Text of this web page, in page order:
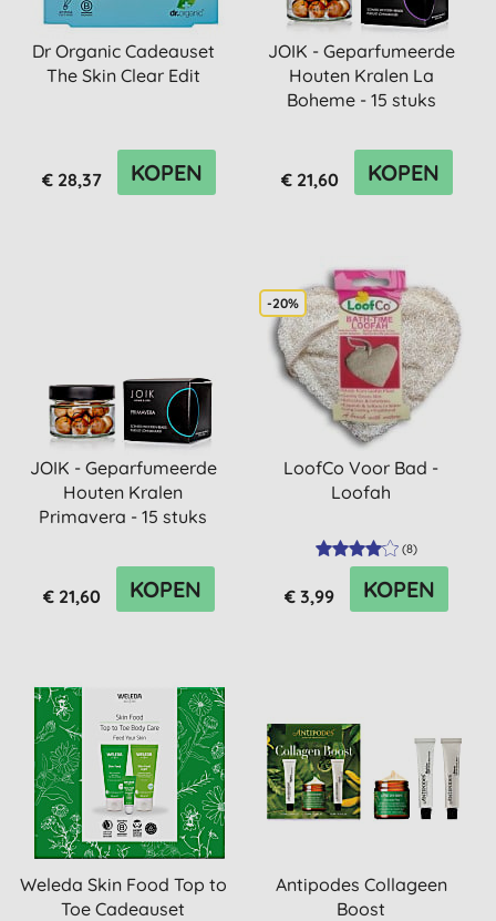
Dr Organic Cadeauset
The Skin Clear Edit
€ 28,37 KOPEN
JOIK - Geparfumeerde
Houten Kralen La
Boheme - 15 stuks
€ 21,60 KOPEN
JOIK - Geparfumeerde
Houten Kralen
Primavera - 15 stuks
€ 21,60 KOPEN
-20%
LoofCo Voor Bad -
Loofah
(8)
€ 3,99 KOPEN
Weleda Skin Food Top to
Toe Cadeauset
Antipodes Collageen
Boost